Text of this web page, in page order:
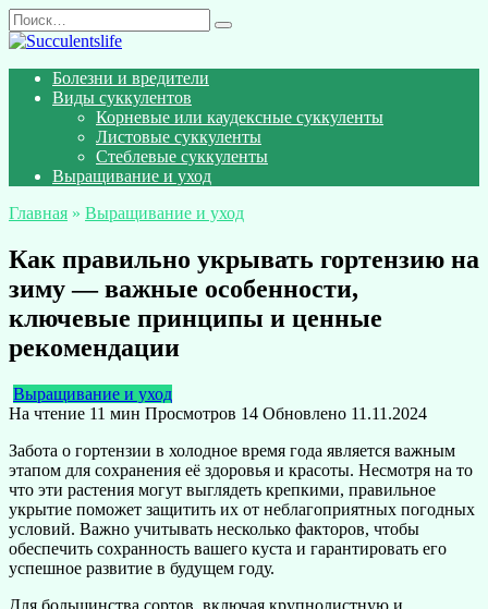
Перейти
к
Search
for:
Болезни и вредители
Виды суккулентов
Корневые или каудексные суккуленты
Листовые суккуленты
Стеблевые суккуленты
Выращивание и уход
Главная » Выращивание и уход
Как правильно укрывать гортензию на
зиму — важные особенности,
ключевые принципы и ценные
рекомендации
Выращивание и уход
На чтение 11 мин Просмотров 14 Обновлено 11.11.2024
Забота о гортензии в холодное время года является важным
этапом для сохранения её здоровья и красоты. Несмотря на то
что эти растения могут выглядеть крепкими, правильное
укрытие поможет защитить их от неблагоприятных погодных
условий. Важно учитывать несколько факторов, чтобы
обеспечить сохранность вашего куста и гарантировать его
успешное развитие в будущем году.
Для большинства сортов, включая крупнолистную и